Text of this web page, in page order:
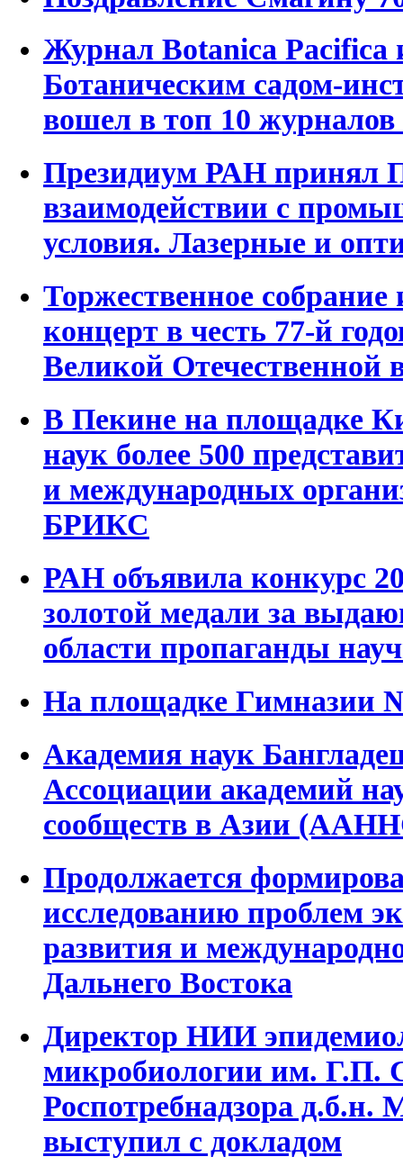
Журнал Botanica Pacifica
Ботаническим садом-
вошел в топ 10 журналов
Президиум РАН принял
взаимодействии с
условия. Лазерные и
Торжественное
концерт в честь 77-й
Великой Отечественной
В Пекине на площадке
наук более 500
и международных
БРИКС
РАН объявила конкурс
золотой медали за
области пропаганды
На площадке Гимназии
Академия наук
Ассоциации академий
сообществ в Азии
Продолжается
исследованию проблем
развития и
Дальнего Востока
Директор НИИ
микробиологии им. Г.П.
Роспотребнадзора
выступил с докладом